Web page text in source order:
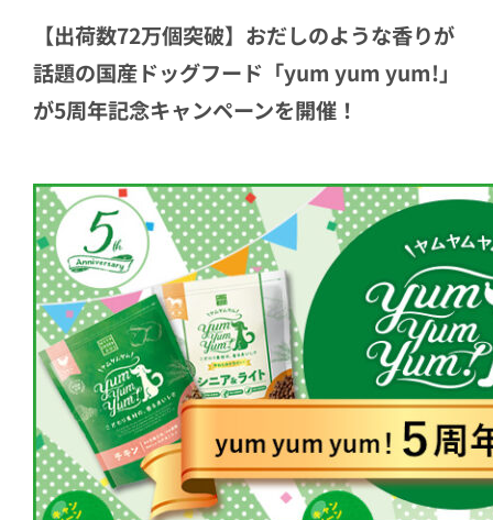
【出荷数72万個突破】おだしのような⾹りが
話題の国産ドッグフード「yum yum yum!」
が5周年記念キャンペーンを開催！